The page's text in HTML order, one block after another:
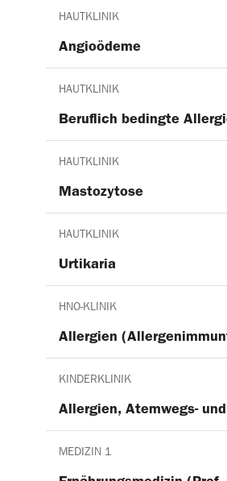
HAUTKLINIK
Angioödeme
HAUTKLINIK
Beruflich bedingte
HAUTKLINIK
Mastozytose
HAUTKLINIK
Urtikaria
HNO-KLINIK
Allergien
KINDERKLINIK
Allergien, Atemwegs-
MEDIZIN 1